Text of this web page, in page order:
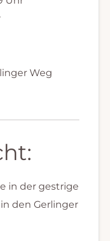
Weg
in der gestrige
den Gerlinger